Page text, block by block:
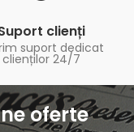
clienți
suport dedicat
clienților 24/7
oferte